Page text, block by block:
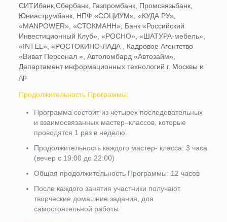
СИТИбанк,Сбербанк, Газпромбанк, Промсвязьбанк,
Юниаструмбанк, НПФ «СОЦИУМ», «КУДА.РУ»,
«MANPOWER», «СТОКМАНН», Банк «Российский
Инвестиционный Клуб», «РОСНО», «ШАТУРА-мебель»,
«INTEL», «РОСТОКИНО-ЛАДА , Кадровое Агентство
«Виват Персонал », Автоломбард «Автозайм»,
Департамент информационных технологий г. Москвы и
др.
Продолжительность Программы:
Программа состоит из четырех последовательных
и взаимосвязанных мастер–классов, которые
проводятся 1 раз в неделю.
Продолжительность каждого мастер- класса: 3 часа
(вечер с 19:00 до 22:00)
Общая продолжительность Программы: 12 часов
После каждого занятия участники получают
творческие домашние задания, для
самостоятельной работы